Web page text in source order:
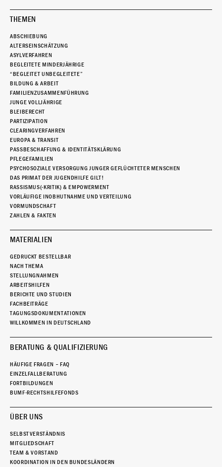
THEMEN
ABSCHIEBUNG
ALTERSEINSCHÄTZUNG
ASYLVERFAHREN
BEGLEITETE MINDERJÄHRIGE
“BEGLEITET UNBEGLEITETE”
BILDUNG & ARBEIT
FAMILIENZUSAMMENFÜHRUNG
JUNGE VOLLJÄHRIGE
BLEIBERECHT
PARTIZIPATION
CLEARINGVERFAHREN
EUROPA & TRANSIT
PASSBESCHAFFUNG & IDENTITÄTSKLÄRUNG
PFLEGEFAMILIEN
PSYCHOSOZIALE VERSORGUNG JUNGER GEFLÜCHTETER MENSCHEN
DAS PRIMAT DER JUGENDHILFE GILT!
RASSISMUS(-KRITIK) & EMPOWERMENT
VORLÄUFIGE INOBHUTNAHME UND VERTEILUNG
VORMUNDSCHAFT
ZAHLEN & FAKTEN
MATERIALIEN
GEDRUCKT BESTELLBAR
NACH THEMA
STELLUNGNAHMEN
ARBEITSHILFEN
BERICHTE UND STUDIEN
FACHBEITRÄGE
TAGUNGSDOKUMENTATIONEN
WILLKOMMEN IN DEUTSCHLAND
BERATUNG & QUALIFIZIERUNG
HÄUFIGE FRAGEN – FAQ
EINZELFALLBERATUNG
FORTBILDUNGEN
BUMF-RECHTSHILFEFONDS
ÜBER UNS
SELBSTVERSTÄNDNIS
MITGLIEDSCHAFT
TEAM & VORSTAND
KOORDINATION IN DEN BUNDESLÄNDERN